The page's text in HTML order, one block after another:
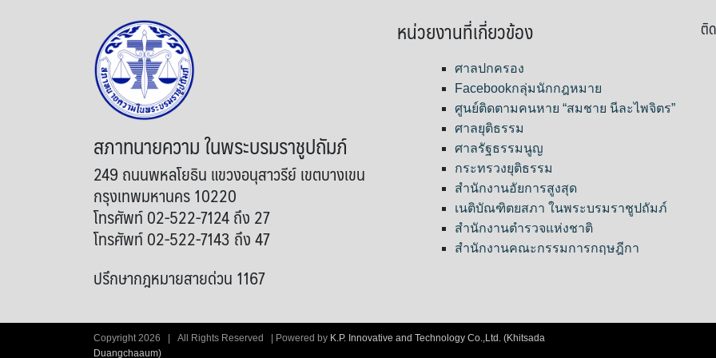
สภาทนายความ ในพระบรมราชูปถัมภ์
249 ถนนพหลโยธิน แขวงอนุสาวรีย์ เขตบางเขน
กรุงเทพมหานคร 10220
โทรศัพท์ 02-522-7124 ถึง 27
โทรศัพท์ 02-522-7143 ถึง 47
ปรึกษากฎหมายสายด่วน 1167
หน่วยงานที่เกี่ยวข้อง
ศาลปกครอง
Facebookกลุ่มนักกฎหมาย
ศูนย์ติดตามคนหาย “สมชาย นีละไพจิตร”
ศาลยุติธรรม
ศาลรัฐธรรมนูญ
กระทรวงยุติธรรม
สำนักงานอัยการสูงสุด
เนติบัณฑิตยสภา ในพระบรมราชูปถัมภ์
สำนักงานตำรวจแห่งชาติ
สำนักงานคณะกรรมการกฤษฎีกา
ติ
Copyright 2026 | All Rights Reserved | Powered by K.P. Innovative and Technology Co.,Ltd. (Khitsada
Duangchaaum)